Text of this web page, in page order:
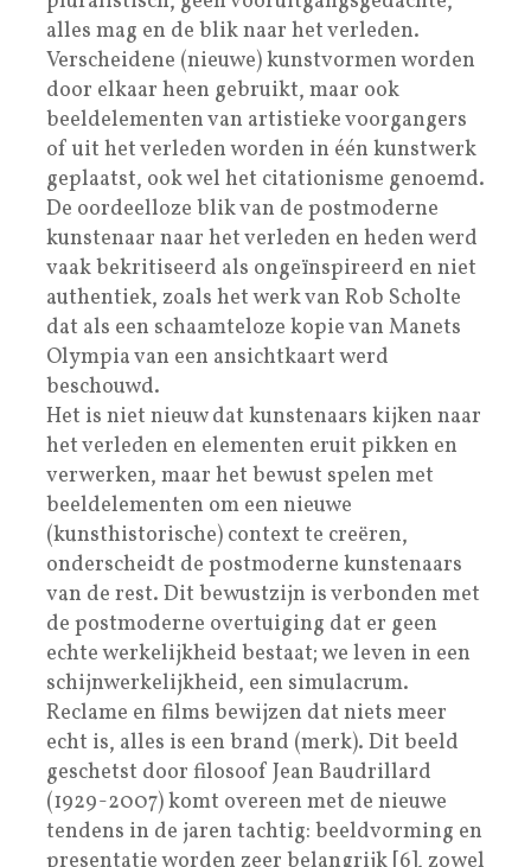
alles mag en de blik naar het verleden.
Verscheidene (nieuwe) kunstvormen worden
door elkaar heen gebruikt, maar ook
beeldelementen van artistieke voorgangers
of uit het verleden worden in één kunstwerk
geplaatst, ook wel het citationisme genoemd.
De oordeelloze blik van de postmoderne
kunstenaar naar het verleden en heden werd
vaak bekritiseerd als ongeïnspireerd en niet
authentiek, zoals het werk van Rob Scholte
dat als een schaamteloze kopie van Manets
Olympia van een ansichtkaart werd
beschouwd.
Het is niet nieuw dat kunstenaars kijken naar
het verleden en elementen eruit pikken en
verwerken, maar het bewust spelen met
beeldelementen om een nieuwe
(kunsthistorische) context te creëren,
onderscheidt de postmoderne kunstenaars
van de rest. Dit bewustzijn is verbonden met
de postmoderne overtuiging dat er geen
echte werkelijkheid bestaat; we leven in een
schijnwerkelijkheid, een simulacrum.
Reclame en films bewijzen dat niets meer
echt is, alles is een brand (merk). Dit beeld
geschetst door filosoof Jean Baudrillard
(1929-2007) komt overeen met de nieuwe
tendens in de jaren tachtig: beeldvorming en